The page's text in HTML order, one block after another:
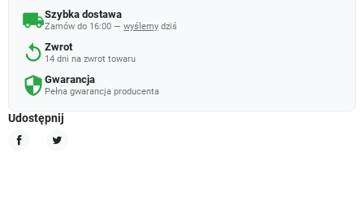
local_shippingSzybka dostawa
Zamów do 16:00 — wyślemy dziś
replay Zwrot
14 dni na zwrot towaru
security Gwarancja
Pełna gwarancja producenta
Udostępnij